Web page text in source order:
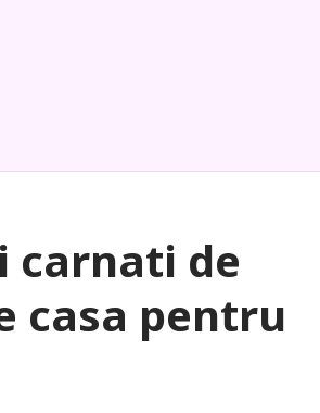
carnati de
casa pentru